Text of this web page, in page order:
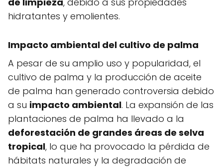
hidratantes y emolientes.
Impacto ambiental del cultivo de palma
A pesar de su amplio uso y popularidad, el
cultivo de palma y la producción de aceite
de palma han generado controversia debido
a su impacto ambiental. La expansión de las
plantaciones de palma ha llevado a la
deforestación de grandes áreas de selva
tropical, lo que ha provocado la pérdida de
hábitats naturales y la degradación de